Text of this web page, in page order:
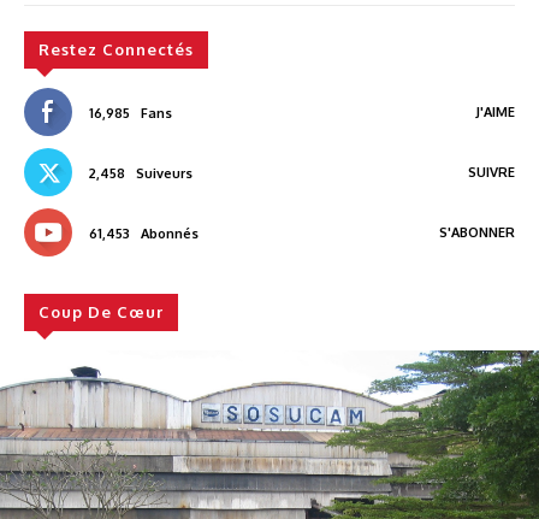
Restez Connectés
16,985 Fans J'AIME
2,458 Suiveurs SUIVRE
61,453 Abonnés S'ABONNER
Coup De Cœur